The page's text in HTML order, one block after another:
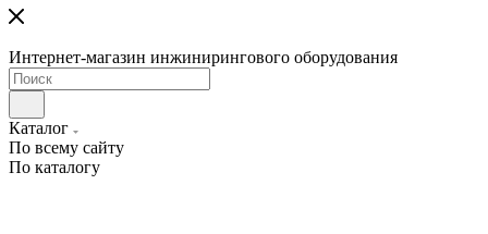
Интернет-магазин инжинирингового оборудования
Каталог
По всему сайту
По каталогу